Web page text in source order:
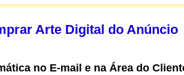
Arte Digital do Anúncio
no E-mail e na Área do